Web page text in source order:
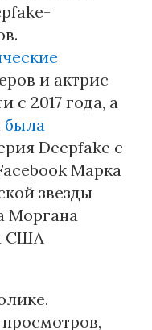
и актрис
с 2017 года, а
была
Deepfake с
Марка
звезды
Моргана
США